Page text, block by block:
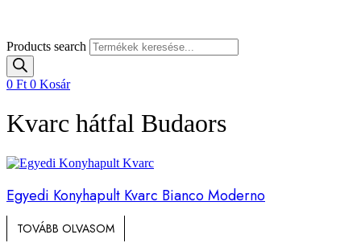
Products search
0 Ft 0 Kosár
Kvarc hátfal Budaors
Egyedi Konyhapult Kvarc Bianco Moderno
TOVÁBB OLVASOM